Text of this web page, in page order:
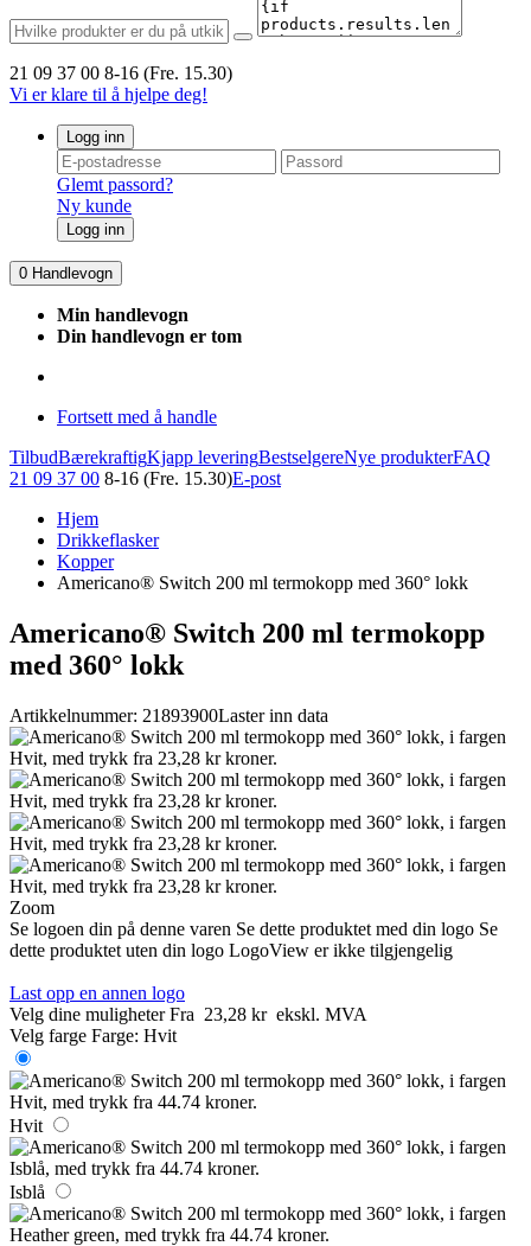
21 09 37 00 8-16 (Fre. 15.30)
Vi er klare til å hjelpe deg!
Logg inn
Glemt passord?
Ny kunde
Logg inn
0 Handlevogn
Min handlevogn
Din handlevogn er tom
Fortsett med å handle
TilbudBærekraftigKjapp leveringBestselgereNye produkterFAQ
21 09 37 00 8-16 (Fre. 15.30)E-post
Hjem
Drikkeflasker
Kopper
Americano® Switch 200 ml termokopp med 360° lokk
Americano® Switch 200 ml termokopp
med 360° lokk
Artikkelnummer: 21893900Laster inn data
Zoom
Se logoen din på denne varen Se dette produktet med din logo Se
dette produktet uten din logo LogoView er ikke tilgjengelig
Last opp en annen logo
Velg dine muligheter Fra 23,28 kr ekskl. MVA
Velg farge Farge: Hvit
Hvit
Isblå